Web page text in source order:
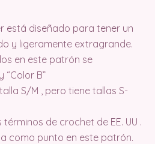
está diseñado para tener un
y ligeramente extragrande.
en este patrón se
“Color B”
S/M , pero tiene tallas S-
de crochet de EE. UU .
como punto en este patrón.